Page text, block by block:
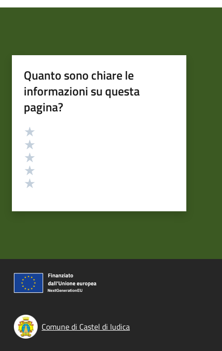
Quanto sono chiare le
informazioni su questa
pagina?
Valutazione
Comune di Castel di Iudica